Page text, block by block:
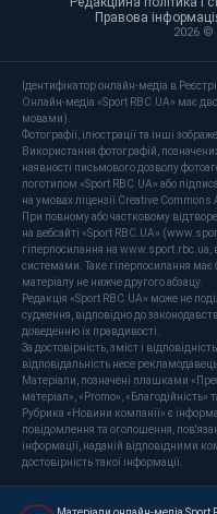
Правова
2026 ©
Ідентифікатор онлайн-медіа в
Онлайн-медіа «Sport RBC.UA» має
мовами).
Фотографії, ілюстрації та інші
Використання фотографій,
наявності письмового дозволу
логотипом «Sport RBC.UA» або
на умовах ліцензії Creative
При повному або частковому
на вебсайті «Sport RBC.UA»
гіперпосилання на www.sport.rbc.ua,
системами. Таке гіперпосилання має
матеріалу не нижче другого абзацу.
Редакція «Sport RBC.UA» може не
судження, відповідно до
доведенню їх правдивості.
За достовірність, зміст і
відповідальність несе рекламодавець.
Матеріали, позначені плашками
матеріал», «Promo»,
Рубрика «Новини компанії» є
повідомлення та оголошення,
інформації, наданій відповідними
достовірність такої інформації.